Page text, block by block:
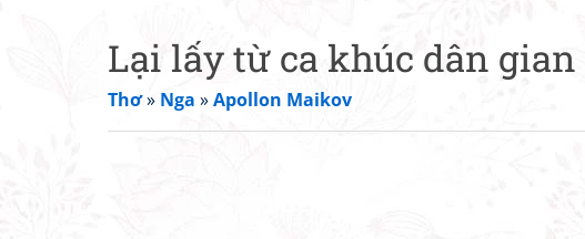
Lại lấy từ ca khúc dân gian
Thơ» Nga »Apollon Maikov